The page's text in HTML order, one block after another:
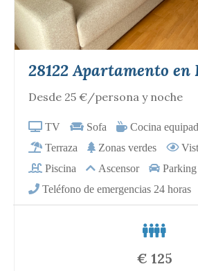
28122 Apartamento en
Desde 25 €/persona y noche
€ 125